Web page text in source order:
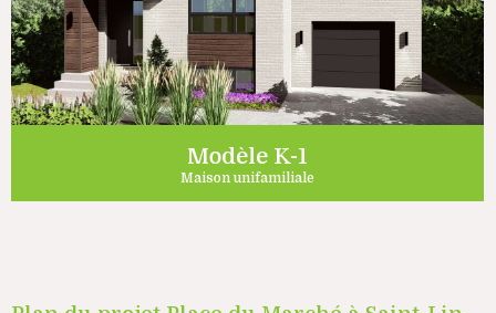
Modèle K-1
Maison unifamiliale